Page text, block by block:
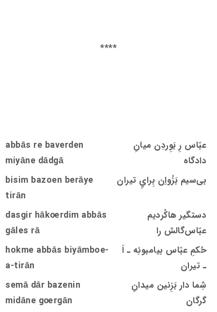
****
عبّاس رِ بَوِردِن میانِ
دادگاه
abbās re baverden
miyāne dādgā
بی‌سیم بَزُواِن بِرايِ تیران
bisim bazoen berāye
tirān
دستگیر هاکُردیم
عبّاس‌گالش را
dasgir hākoerdim abbās
gāles rā
حُکمِ عبّاس بیامبوئِه ـ اَ
ـ تیران
hokme abbās biyāmboe-
a-tirān
شِما دار بَزِنین ميدانِ
گرگان
semā dār bazenin
midāne goergān